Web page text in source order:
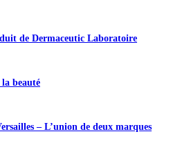
de Dermaceutic Laboratoire
beauté
– L’union de deux marques